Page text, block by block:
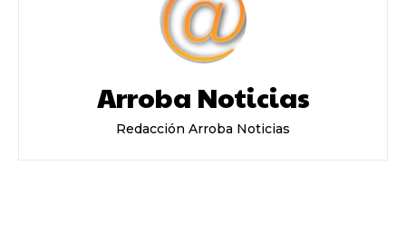
Arroba Noticias
Redacción Arroba Noticias